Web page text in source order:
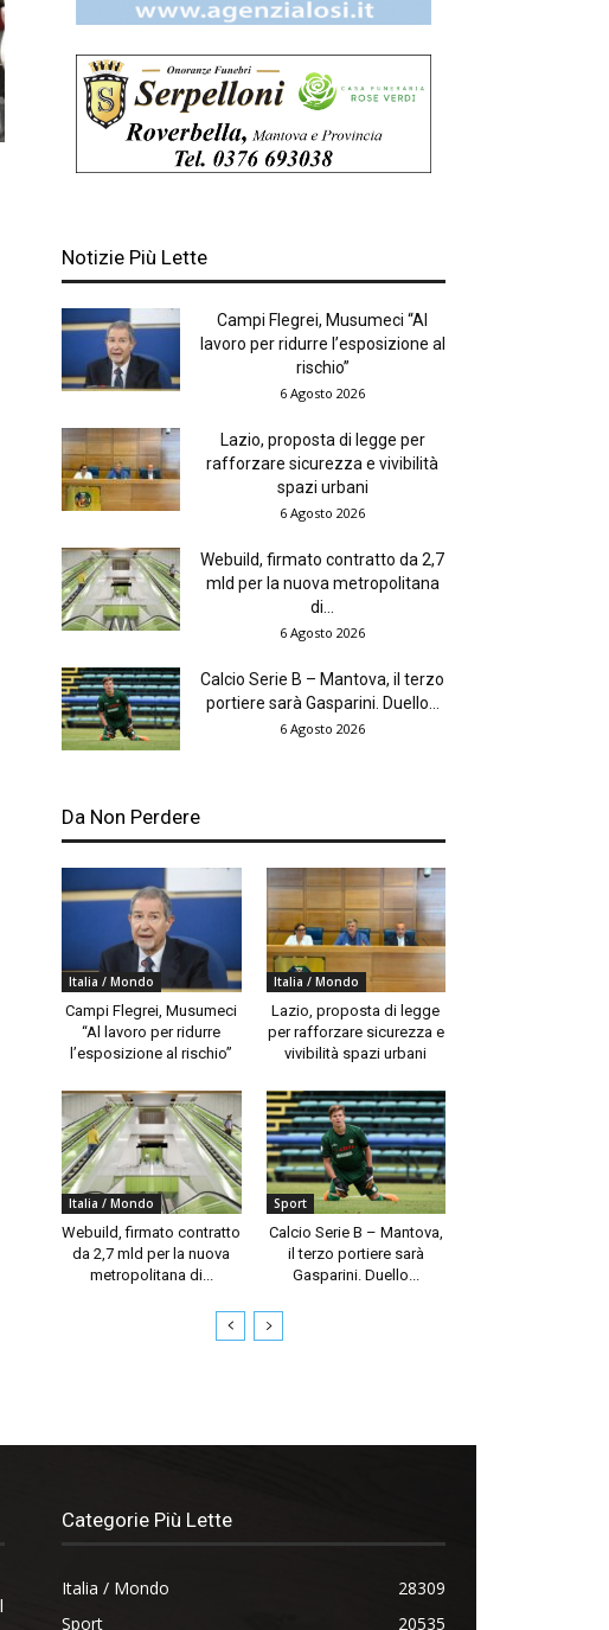
Notizie Più Lette
Campi Flegrei, Musumeci “Al
lavoro per ridurre l’esposizione al
rischio”
6 Agosto 2026
Lazio, proposta di legge per
rafforzare sicurezza e vivibilità
spazi urbani
6 Agosto 2026
Webuild, firmato contratto da 2,7
mld per la nuova metropolitana
di...
6 Agosto 2026
Calcio Serie B – Mantova, il terzo
portiere sarà Gasparini. Duello...
6 Agosto 2026
Da Non Perdere
Italia / Mondo
Campi Flegrei, Musumeci
“Al lavoro per ridurre
l’esposizione al rischio”
Italia / Mondo
Lazio, proposta di legge
per rafforzare sicurezza e
vivibilità spazi urbani
Italia / Mondo
Webuild, firmato contratto
da 2,7 mld per la nuova
metropolitana di...
Sport
Calcio Serie B – Mantova,
il terzo portiere sarà
Gasparini. Duello...
Categorie Più Lette
Italia / Mondo
28309
Sport
20535